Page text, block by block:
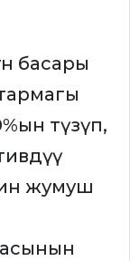
басары
түзүп,
жумуш